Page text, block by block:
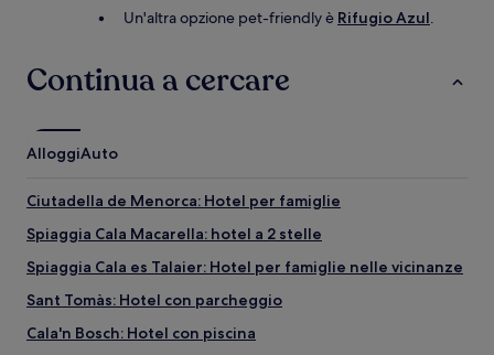
Un'altra opzione pet-friendly è Rifugio Azul.
Continua a cercare
AlloggiAuto
Ciutadella de Menorca: Hotel per famiglie
Spiaggia Cala Macarella: hotel a 2 stelle
Spiaggia Cala es Talaier: Hotel per famiglie nelle vicinanze
Sant Tomàs: Hotel con parcheggio
Cala'n Bosch: Hotel con piscina